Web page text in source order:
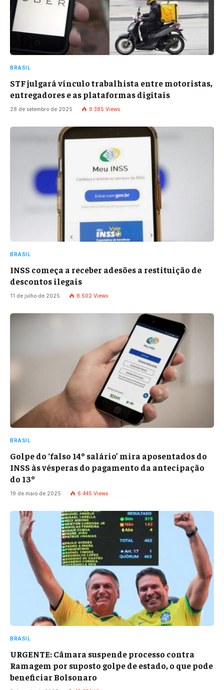
BRASIL
STF julgará vínculo trabalhista entre motoristas,
entregadores e as plataformas digitais
28 de setembro de 2025 9.385 Views
BRASIL
INSS começa a receber adesões a restituição de
descontos ilegais
11 de julho de 2025 8.502 Views
BRASIL
Golpe do ‘falso 14º salário’ mira aposentados do
INSS às vésperas do pagamento da antecipação
do 13º
19 de maio de 2025 6.445 Views
BRASIL
URGENTE: Câmara suspende processo contra
Ramagem por suposto golpe de estado, o que pode
beneficiar Bolsonaro